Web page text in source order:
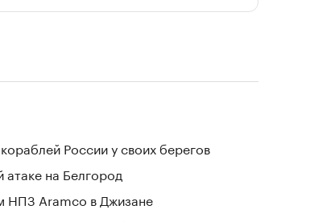
России у своих берегов
атаке на Белгород
НПЗ Aramco в Джизане